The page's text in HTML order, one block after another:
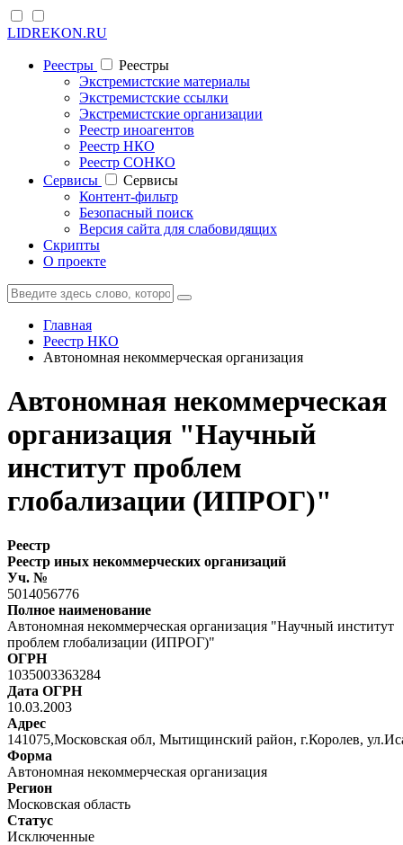
LIDREKON.RU
Реестры
Реестры
Экстремистские материалы
Экстремистские ссылки
Экстремистские организации
Реестр иноагентов
Реестр НКО
Реестр СОНКО
Cервисы
Cервисы
Контент-фильтр
Безопасный поиск
Версия сайта для слабовидящих
Скрипты
О проекте
Главная
Реестр НКО
Автономная некоммерческая организация
Автономная некоммерческая
организация "Научный
институт проблем
глобализации (ИПРОГ)"
Реестр
Реестр иных некоммерческих организаций
Уч. №
5014056776
Полное наименование
Автономная некоммерческая организация "Научный институт
проблем глобализации (ИПРОГ)"
ОГРН
1035003363284
Дата ОГРН
10.03.2003
Адрес
141075,Московская обл, Мытищинский район, г.Королев,
Форма
Автономная некоммерческая организация
Регион
Московская область
Статус
Исключенные